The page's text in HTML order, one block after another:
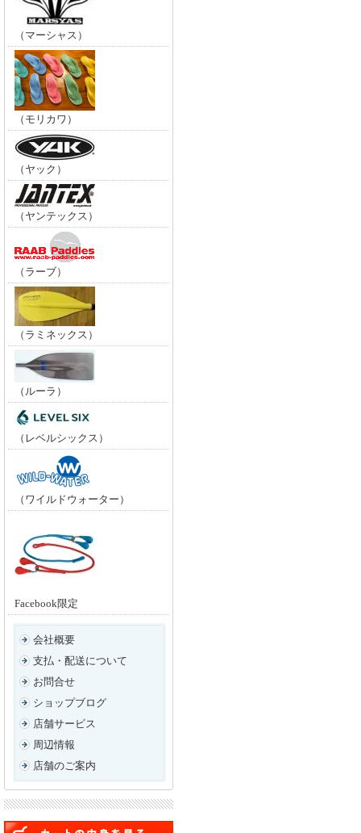
（マーシャス）
（モリカワ）
（ヤック）
（ヤンテックス）
（ラーブ）
（ラミネックス）
（ルーラ）
（レベルシックス）
（ワイルドウォーター）
Facebook限定
会社概要
支払・配送について
お問合せ
ショップブログ
店舗サービス
周辺情報
店舗のご案内